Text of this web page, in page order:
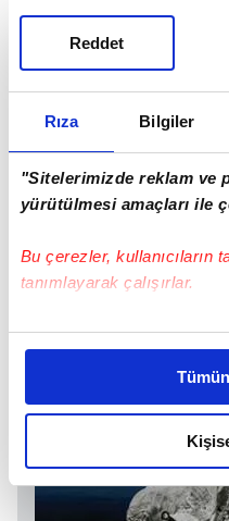
Rıza Bilgiler
"Sitelerimizde reklam ve
yürütülmesi amaçları ile
Bu çerezler, kullanıcıların
tanımlayarak çalışırlar.
Bu çerezlere izin vermeniz
daha iyi reklam deneyimi
amacımızın size daha iyi
olduğunu ve sizlere en iyi
elimizden gelen çabayı
reklamların maliyetlerimizi
kalemimiz olduğunu
Reddet